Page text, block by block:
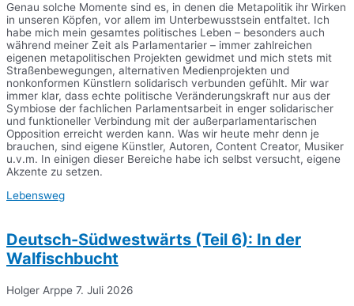
Genau solche Momente sind es, in denen die Metapolitik ihr Wirken
in unseren Köpfen, vor allem im Unterbewusstsein entfaltet. Ich
habe mich mein gesamtes politisches Leben – besonders auch
während meiner Zeit als Parlamentarier – immer zahlreichen
eigenen metapolitischen Projekten gewidmet und mich stets mit
Straßenbewegungen, alternativen Medienprojekten und
nonkonformen Künstlern solidarisch verbunden gefühlt. Mir war
immer klar, dass echte politische Veränderungskraft nur aus der
Symbiose der fachlichen Parlamentsarbeit in enger solidarischer
und funktioneller Verbindung mit der außerparlamentarischen
Opposition erreicht werden kann. Was wir heute mehr denn je
brauchen, sind eigene Künstler, Autoren, Content Creator, Musiker
u.v.m. In einigen dieser Bereiche habe ich selbst versucht, eigene
Akzente zu setzen.
Lebensweg
Deutsch-Südwestwärts (Teil 6): In der
Walfischbucht
Holger Arppe 7. Juli 2026